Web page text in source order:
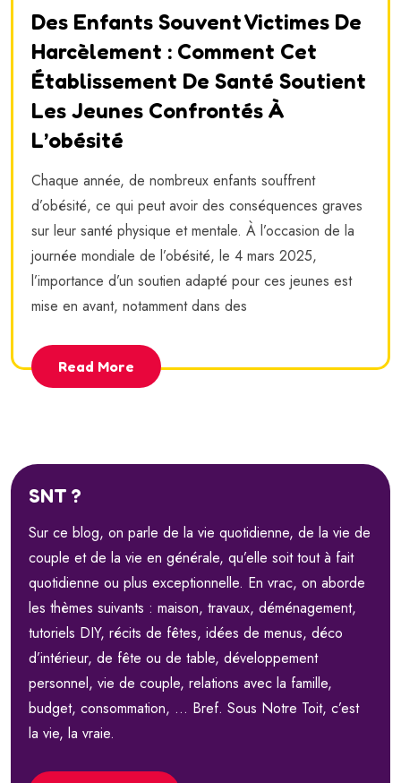
Des Enfants Souvent Victimes De
Harcèlement : Comment Cet
Établissement De Santé Soutient
Les Jeunes Confrontés À
L’obésité
Chaque année, de nombreux enfants souffrent
d’obésité, ce qui peut avoir des conséquences graves
sur leur santé physique et mentale. À l’occasion de la
journée mondiale de l’obésité, le 4 mars 2025,
l’importance d’un soutien adapté pour ces jeunes est
mise en avant, notamment dans des
Read More
SNT ?
Sur ce blog, on parle de la vie quotidienne, de la vie de
couple et de la vie en générale, qu’elle soit tout à fait
quotidienne ou plus exceptionnelle. En vrac, on aborde
les thèmes suivants : maison, travaux, déménagement,
tutoriels DIY, récits de fêtes, idées de menus, déco
d’intérieur, de fête ou de table, développement
personnel, vie de couple, relations avec la famille,
budget, consommation, … Bref. Sous Notre Toit, c’est
la vie, la vraie.